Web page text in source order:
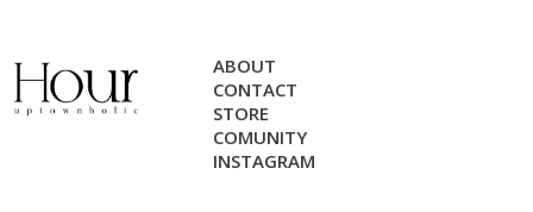
ABOUT
CONTACT
STORE
COMUNITY
INSTAGRAM